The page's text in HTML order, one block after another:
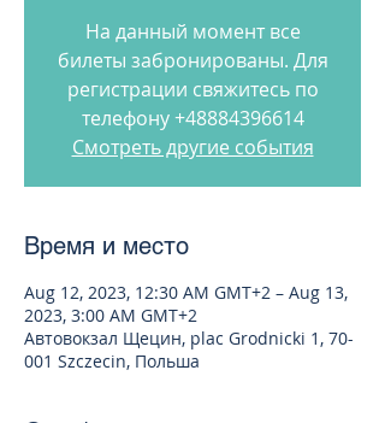
На данный момент все
билеты забронированы. Для
регистрации свяжитесь по
телефону +48884396614
Смотреть другие события
Время и место
Aug 12, 2023, 12:30 AM GMT+2 – Aug 13,
2023, 3:00 AM GMT+2
Автовокзал Щецин, plac Grodnicki 1, 70-
001 Szczecin, Польша